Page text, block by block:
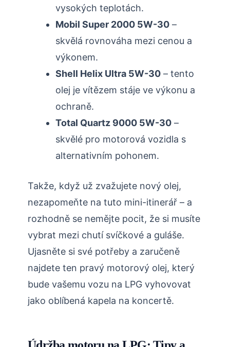
vysokých teplotách.
Mobil Super 2000 5W-30 –
skvělá rovnováha mezi cenou a
výkonem.
Shell Helix Ultra 5W-30 – tento
olej je vítězem stáje ve výkonu a
ochraně.
Total Quartz 9000 5W-30 –
skvělé pro motorová vozidla s
alternativním pohonem.
Takže, když už zvažujete nový olej,
nezapomeňte na tuto mini-itinerář – a
rozhodně se nemějte pocit, že si musíte
vybrat mezi chutí svíčkové a guláše.
Ujasněte si své potřeby a zaručeně
najdete ten pravý motorový olej, který
bude vašemu vozu na LPG vyhovovat
jako oblíbená kapela na koncertě.